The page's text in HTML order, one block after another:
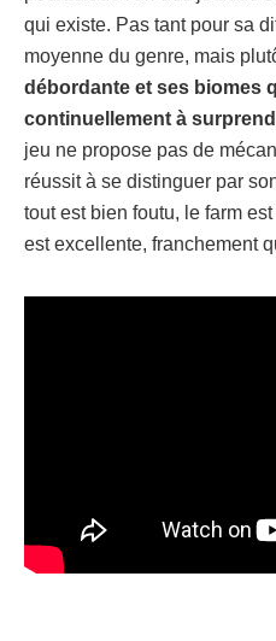
qui existe. Pas tant pour sa
moyenne du genre, mais
débordante et ses biomes
continuellement à
jeu ne propose pas de
réussit à se distinguer par
tout est bien foutu, le farm
est excellente, franchement